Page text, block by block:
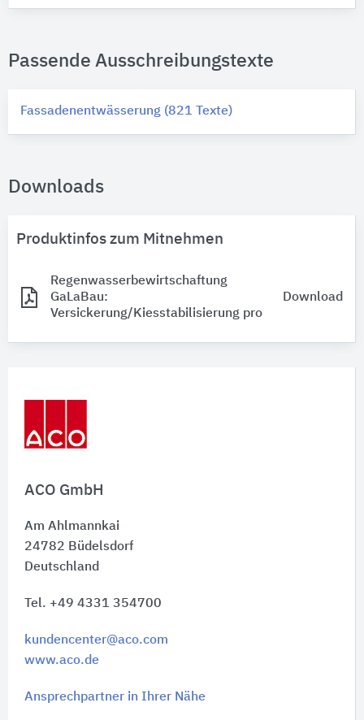
ACO GmbH
Am Ahlmannkai
24782 Büdelsdorf
Deutschland
Tel. +49 4331 354700
kundencenter@aco.com
www.aco.de
Ansprechpartner in Ihrer Nähe
Passende Ausschreibungstexte
Fassadenentwässerung (821 Texte)
Downloads
Produktinfos zum Mitnehmen
Regenwasserbewirtschaftung
GaLaBau:
Versickerung/Kiesstabilisierung pro
Download